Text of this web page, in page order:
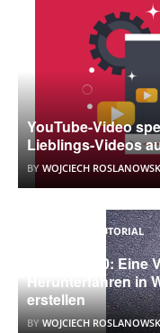
YouTube-Video
Lieblings-Videos
BY WOJCIECH
WINDOWS 10 TUTORIAL
Windows 10:
Herunterfahren in
erstellen
BYWOJCIECH